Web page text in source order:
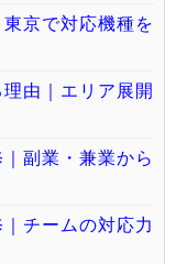
京で対応機種を
由｜エリア展開
副業・兼業から
チームの対応力